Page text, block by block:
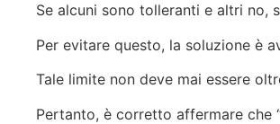
Se alcuni sono tolleranti e altri no,
Per evitare questo, la soluzione è
Tale limite non deve mai essere
Pertanto, è corretto affermare che